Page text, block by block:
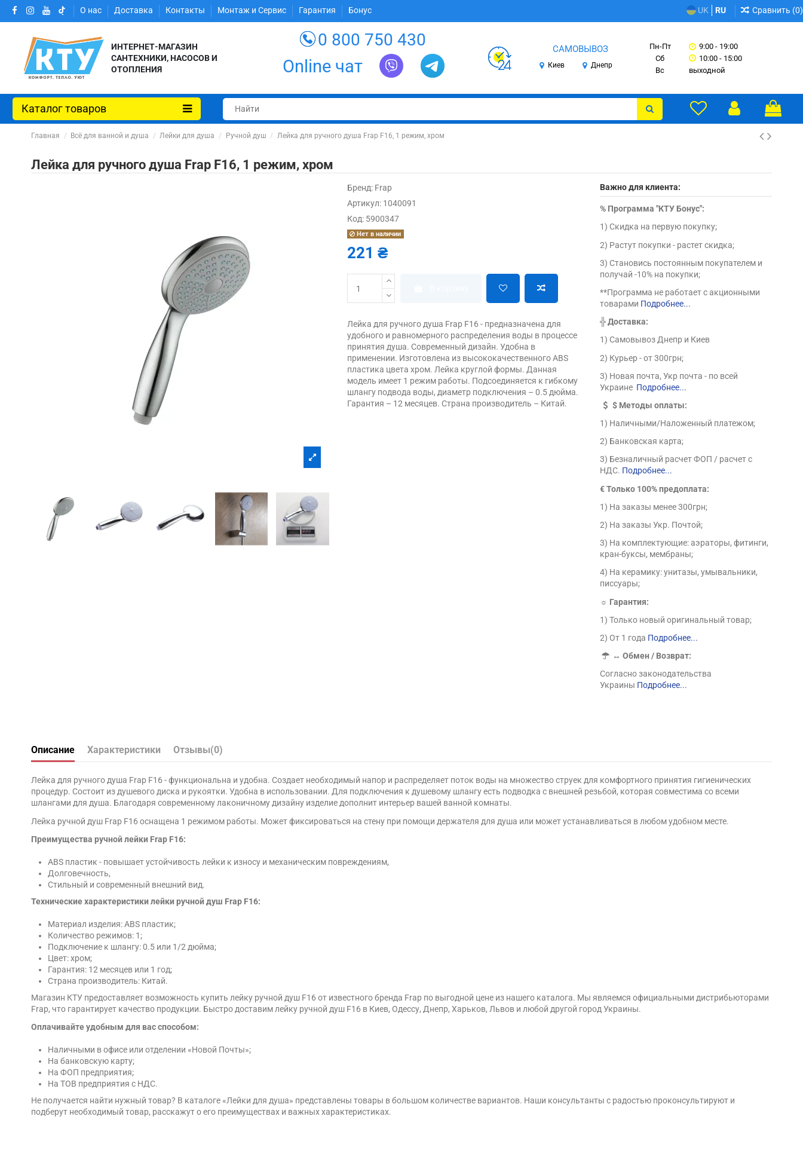
О нас Доставка Контакты Монтаж и Сервис Гарантия Бонус UK RU Сравнить (0)
ИНТЕРНЕТ-МАГАЗИН
САНТЕХНИКИ, НАСОСОВ И
ОТОПЛЕНИЯ
0 800 750 430
Online чат
САМОВЫВОЗ
Киев Днепр
Пн-Пт
Сб
Вс
9:00 - 19:00
10:00 - 15:00
выходной
Каталог товаров
Главная Всё для ванной и душа Лейки для душа Ручной душ Лейка для ручного душа Frap F16, 1 режим, хром
Лейка для ручного душа Frap F16, 1 режим, хром
Бренд: Frap
Артикул: 1040091
Код: 5900347
Нет в наличии
221 ₴
Лейка для ручного душа Frap F16 - предназначена для
удобного и равномерного распределения воды в процессе
принятия душа. Современный дизайн. Удобна в
применении. Изготовлена из высококачественного ABS
пластика цвета хром. Лейка круглой формы. Данная
модель имеет 1 режим работы. Подсоединяется к гибкому
шлангу подвода воды, диаметр подключения – 0.5 дюйма.
Гарантия – 12 месяцев. Страна производитель – Китай.
Важно для клиента:
% Программа "КТУ Бонус":
1) Скидка на первую покупку;
2) Растут покупки - растет скидка;
3) Становись постоянным покупателем и
получай -10% на покупки;
**Программа не работает с акционными
товарами Подробнее...
╬Доставка:
1) Самовывоз Днепр и Киев
2) Курьер - от 300грн;
3) Новая почта, Укр почта - по всей
Украине Подробнее...
$ Методы оплаты:
1) Наличными/Наложенный платежом;
2) Банковская карта;
3) Безналичный расчет ФОП / расчет с
НДС. Подробнее...
€ Только 100% предоплата:
1) На заказы менее 300грн;
2) На заказы Укр. Почтой;
3) На комплектующие: аэраторы, фитинги,
кран-буксы, мембраны;
4) На керамику: унитазы, умывальники,
писсуары;
☼ Гарантия:
1) Только новый оригинальный товар;
2) От 1 года Подробнее...
↔Обмен / Возврат:
Согласно законодательства
Украины Подробнее...
Описание Характеристики Отзывы(0)
Лейка для ручного душа Frap F16 - функциональна и удобна. Создает необходимый напор и распределяет поток воды на множество струек для комфортного принятия гигиенических
процедур. Состоит из душевого диска и рукоятки. Удобна в использовании. Для подключения к душевому шлангу есть подводка с внешней резьбой, которая совместима со всеми
шлангами для душа. Благодаря современному лаконичному дизайну изделие дополнит интерьер вашей ванной комнаты.
Лейка ручной душ Frap F16 оснащена 1 режимом работы. Может фиксироваться на стену при помощи держателя для душа или может устанавливаться в любом удобном месте.
Преимущества ручной лейки Frap F16:
ABS пластик - повышает устойчивость лейки к износу и механическим повреждениям,
Долговечность,
Стильный и современный внешний вид.
Технические характеристики лейки ручной душ Frap F16:
Материал изделия: ABS пластик;
Количество режимов: 1;
Подключение к шлангу: 0.5 или 1/2 дюйма;
Цвет: хром;
Гарантия: 12 месяцев или 1 год;
Страна производитель: Китай.
Магазин КТУ предоставляет возможность купить лейку ручной душ F16 от известного бренда Frap по выгодной цене из нашего каталога. Мы являемся официальными дистрибьюторами
Frap, что гарантирует качество продукции. Быстро доставим лейку ручной душ F16 в Киев, Одессу, Днепр, Харьков, Львов и любой другой город Украины.
Оплачивайте удобным для вас способом:
Наличными в офисе или отделении «Новой Почты»;
На банковскую карту;
На ФОП предприятия;
На ТОВ предприятия с НДС.
Не получается найти нужный товар? В каталоге «Лейки для душа» представлены товары в большом количестве вариантов. Наши консультанты с радостью проконсультируют и
подберут необходимый товар, расскажут о его преимуществах и важных характеристиках.